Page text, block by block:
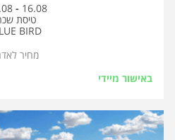
התאריכים,
- 16.08
טיסת
BIRD
באישור מיידי
מחיר